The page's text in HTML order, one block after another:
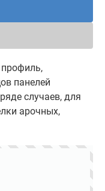
панелей
случаев, для
арочных,